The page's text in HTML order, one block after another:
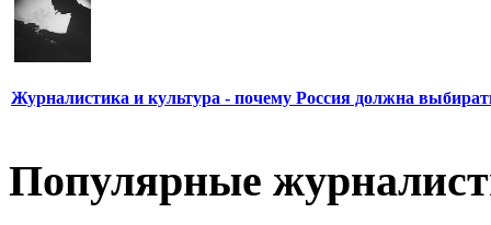
Журналистика и культура - почему Россия должна
Популярные